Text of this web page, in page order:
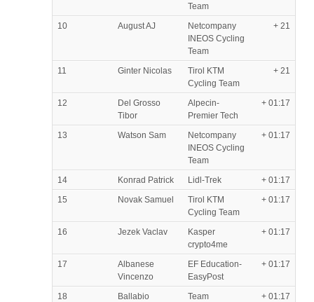
Team
10 August AJ
Netcompany
INEOS Cycling
Team
+ 21
11 Ginter Nicolas
Tirol KTM
Cycling Team
+ 21
12
Del Grosso
Tibor
Alpecin-
Premier Tech
+ 01:17
13 Watson Sam
Netcompany
INEOS Cycling
Team
+ 01:17
14 Konrad Patrick Lidl-Trek
+ 01:17
15
Novak Samuel
Tirol KTM
Cycling Team
+ 01:17
16 Jezek Vaclav
Kasper
crypto4me
+ 01:17
17
Albanese
Vincenzo
EF Education-
EasyPost
+ 01:17
18
Ballabio
Team
+ 01:17